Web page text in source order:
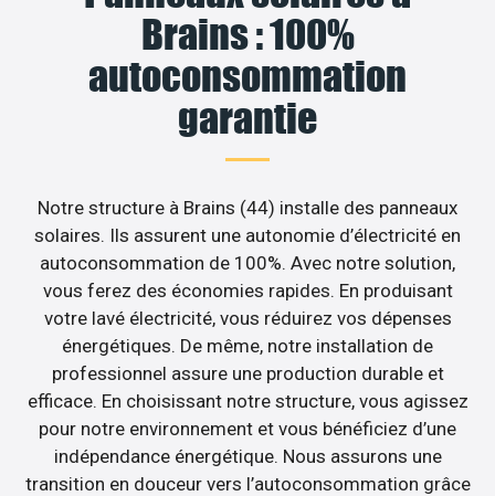
Brains : 100%
autoconsommation
garantie
Notre structure à Brains (44) installe des panneaux
solaires. Ils assurent une autonomie d’électricité en
autoconsommation de 100%. Avec notre solution,
vous ferez des économies rapides. En produisant
votre lavé électricité, vous réduirez vos dépenses
énergétiques. De même, notre installation de
professionnel assure une production durable et
efficace. En choisissant notre structure, vous agissez
pour notre environnement et vous bénéficiez d’une
indépendance énergétique. Nous assurons une
transition en douceur vers l’autoconsommation grâce